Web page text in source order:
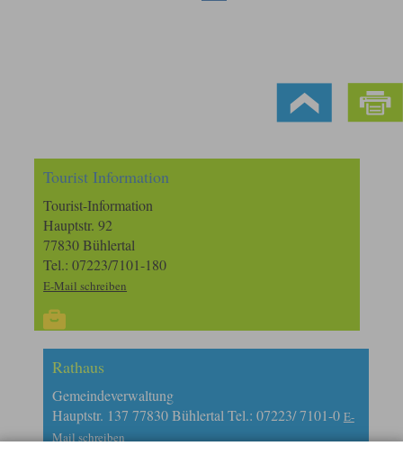
Tourist Information
Tourist-Information
Hauptstr. 92
77830 Bühlertal
Tel.: 07223/7101-180
E-Mail schreiben
Rathaus
Gemeindeverwaltung
Hauptstr. 137 77830 Bühlertal Tel.: 07223/ 7101-0 E-
Mail schreiben